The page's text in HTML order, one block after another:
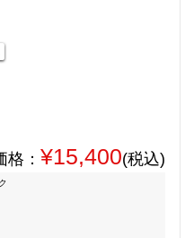
格： ¥15,400(税込)